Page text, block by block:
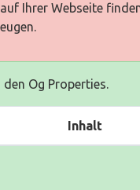
Ihrer Webseite
Og Properties.
Inhalt